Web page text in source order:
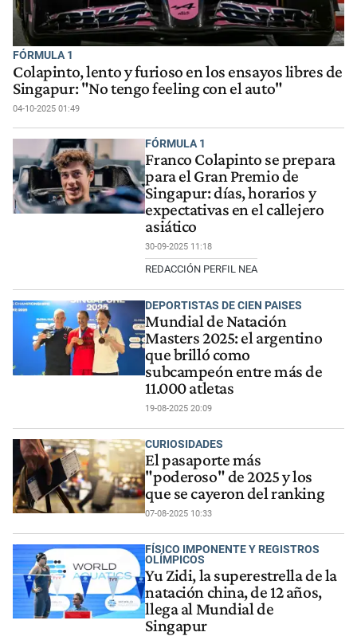
FÓRMULA 1
Colapinto, lento y furioso en los ensayos libres de
Singapur: "No tengo feeling con el auto"
04-10-2025 01:49
FÓRMULA 1
Franco Colapinto se prepara
para el Gran Premio de
Singapur: días, horarios y
expectativas en el callejero
asiático
30-09-2025 11:18
REDACCIÓN PERFIL NEA
DEPORTISTAS DE CIEN PAISES
Mundial de Natación
Masters 2025: el argentino
que brilló como
subcampeón entre más de
11.000 atletas
19-08-2025 20:09
CURIOSIDADES
El pasaporte más
"poderoso" de 2025 y los
que se cayeron del ranking
07-08-2025 10:33
FÍSICO IMPONENTE Y REGISTROS
OLÍMPICOS
Yu Zidi, la superestrella de la
natación china, de 12 años,
llega al Mundial de
Singapur